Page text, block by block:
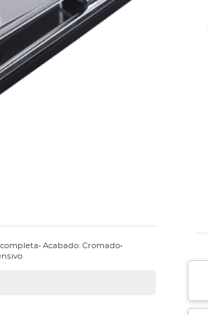
Ver más
y láser
carpeta
Ver más
Ver más
Acabado: Cromado•